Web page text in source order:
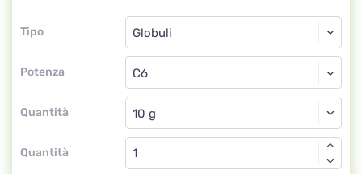
Tipo
Tipo
Potenza
Globuli
C6
Quantità
Globuli
Quantità